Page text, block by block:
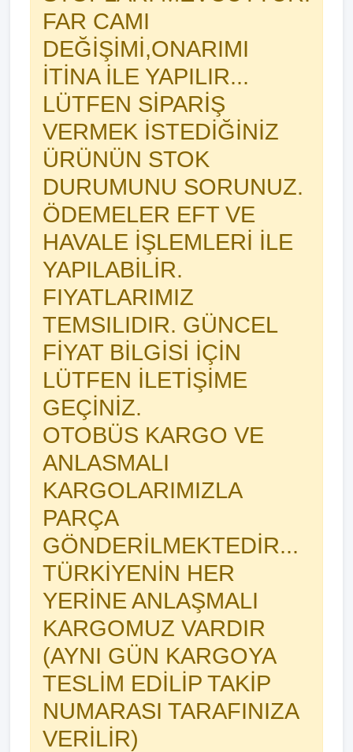
FAR CAMI
DEĞİŞİMİ,ONARIMI
İTİNA İLE YAPILIR...
LÜTFEN SİPARİŞ
VERMEK İSTEDİĞİNİZ
ÜRÜNÜN STOK
DURUMUNU SORUNUZ.
ÖDEMELER EFT VE
HAVALE İŞLEMLERİ İLE
YAPILABİLİR.
FIYATLARIMIZ
TEMSILIDIR. GÜNCEL
FİYAT BİLGİSİ İÇİN
LÜTFEN İLETİŞİME
GEÇİNİZ.
OTOBÜS KARGO VE
ANLASMALI
KARGOLARIMIZLA
PARÇA
GÖNDERİLMEKTEDİR...
TÜRKİYENİN HER
YERİNE ANLAŞMALI
KARGOMUZ VARDIR
(AYNI GÜN KARGOYA
TESLİM EDİLİP TAKİP
NUMARASI TARAFINIZA
VERİLİR)